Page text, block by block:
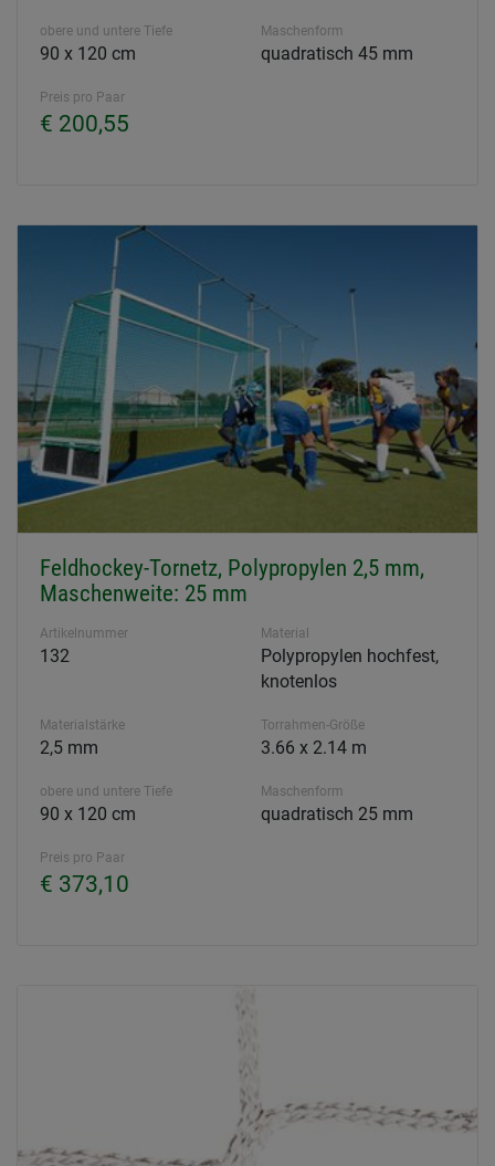
obere und untere Tiefe
90 x 120 cm
Maschenform
quadratisch 45 mm
Preis pro Paar
€ 200,55
Feldhockey-Tornetz, Polypropylen 2,5 mm,
Maschenweite: 25 mm
Artikelnummer
132
Material
Polypropylen hochfest,
knotenlos
Materialstärke
2,5 mm
Torrahmen-Größe
3.66 x 2.14 m
obere und untere Tiefe
90 x 120 cm
Maschenform
quadratisch 25 mm
Preis pro Paar
€ 373,10